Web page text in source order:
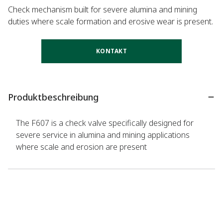
Check mechanism built for severe alumina and mining
duties where scale formation and erosive wear is present.
KONTAKT
Produktbeschreibung
The F607 is a check valve specifically designed for
severe service in alumina and mining applications
where scale and erosion are present